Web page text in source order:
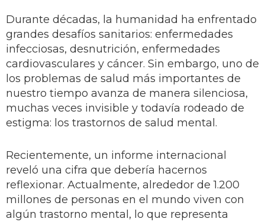
Durante décadas, la humanidad ha enfrentado
grandes desafíos sanitarios: enfermedades
infecciosas, desnutrición, enfermedades
cardiovasculares y cáncer. Sin embargo, uno de
los problemas de salud más importantes de
nuestro tiempo avanza de manera silenciosa,
muchas veces invisible y todavía rodeado de
estigma: los trastornos de salud mental.
Recientemente, un informe internacional
reveló una cifra que debería hacernos
reflexionar. Actualmente, alrededor de 1.200
millones de personas en el mundo viven con
algún trastorno mental, lo que representa